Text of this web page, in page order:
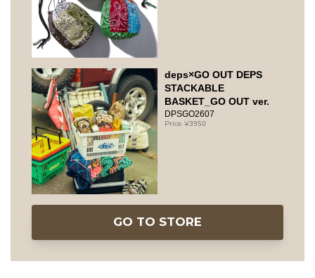
deps×GO OUT DEPS
STACKABLE
BASKET_GO OUT ver.
DPSGO2607
3950
GO TO STORE